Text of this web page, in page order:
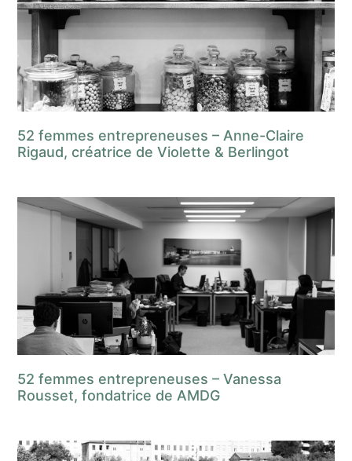
52 femmes entrepreneuses – Anne-Claire
Rigaud, créatrice de Violette & Berlingot
52 femmes entrepreneuses – Vanessa
Rousset, fondatrice de AMDG